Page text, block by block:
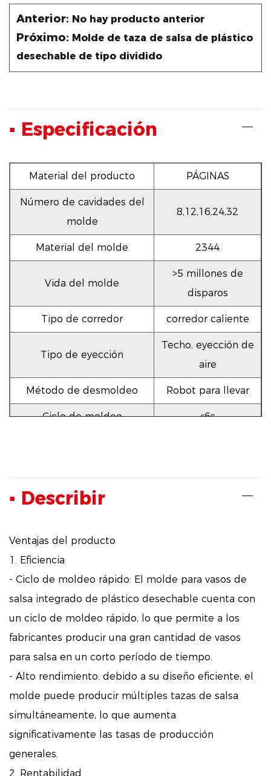
Anterior: No hay producto anterior
Próximo: Molde de taza de salsa de plástico
desechable de tipo dividido
▪ Especificación
Material del producto PÁGINAS
Número de cavidades del
molde
8,12,16,24,32
Material del molde 2344
Vida del molde
>5 millones de
disparos
Tipo de corredor corredor caliente
Tipo de eyección
Techo, eyección de
aire
Método de desmoldeo Robot para llevar
Ciclo de moldeo <6s
▪ Describir
Ventajas del producto
1. Eficiencia
- Ciclo de moldeo rápido: El molde para vasos de
salsa integrado de plástico desechable cuenta con
un ciclo de moldeo rápido, lo que permite a los
fabricantes producir una gran cantidad de vasos
para salsa en un corto período de tiempo.
- Alto rendimiento: debido a su diseño eficiente, el
molde puede producir múltiples tazas de salsa
simultáneamente, lo que aumenta
significativamente las tasas de producción
generales.
2. Rentabilidad